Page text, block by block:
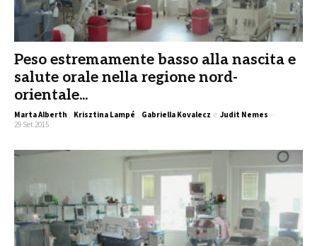
Peso estremamente basso alla nascita e
salute orale nella regione nord-
orientale...
Marta Alberth , Krisztina Lampé , Gabriella Kovalecz e Judit Nemes -
29 Set 2015